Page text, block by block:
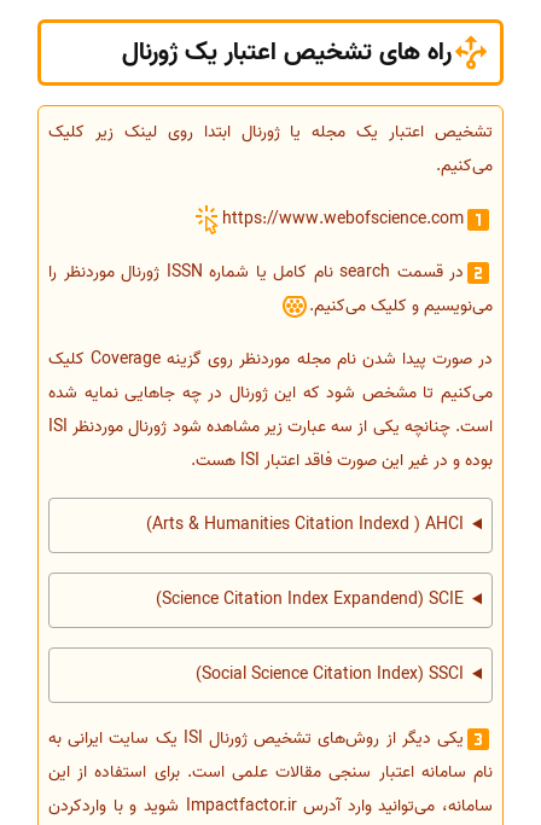
راه های تشخیص اعتبار یک ژورنال
تشخیص اعتبار یک مجله یا ژورنال ابتدا روی لینک زیر کلیک
می‌کنیم.
https://www.webofscience.com
در قسمت search نام کامل یا شماره ISSN ژورنال موردنظر را
می‌نویسیم و کلیک می‌کنیم.
در صورت پیدا شدن نام مجله موردنظر روی گزینه Coverage کلیک
می‌کنیم تا مشخص شود که این ژورنال در چه جاهایی نمایه شده
است. چنانچه یکی از سه عبارت زیر مشاهده شود ژورنال موردنظر ISI
بوده و در غیر این صورت فاقد اعتبار ISI هست.
Arts & Humanities Citation Indexd ) AHCI)
Science Citation Index Expandend) SCIE)
Social Science Citation Index) SSCI)
یکی دیگر از روش‌های تشخیص ژورنال ISI یک سایت ایرانی به
نام سامانه اعتبار سنجی مقالات علمی ‌است. برای استفاده از این
سامانه، می‌توانید وارد آدرس Impactfactor.ir شوید و با واردکردن